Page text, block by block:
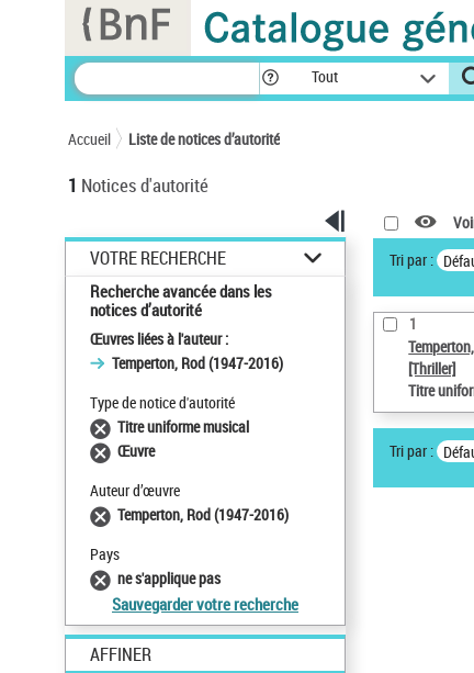
Tout
Accueil Liste de notices d’autorité
1 Notices d'autorité
VOTRE RECHERCHE
Recherche avancée dans les
notices d’autorité
Œuvres liées à l'auteur :
Temperton, Rod (1947-2016)
Type de notice d'autorité
Titre uniforme musical
Œuvre
Auteur d’œuvre
Temperton, Rod (1947-2016)
Pays
ne s'applique pas
Sauvegarder votre recherche
AFFINER
Tri par :
1
[Thriller]
Titre
Tri par :
Panneau de gestion des cookies